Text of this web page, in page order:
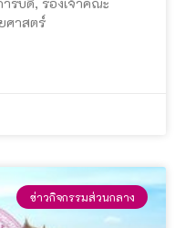
ศาสตร์
ข่าวกิจกรรมส่วนกลาง